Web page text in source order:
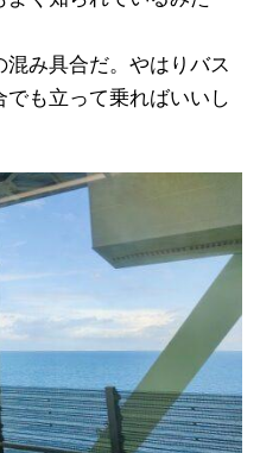
み具合だ。やはりバス
も立って乗ればいいし